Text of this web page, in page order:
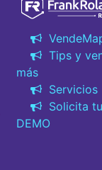
Tips y
más
Servicios
Solicita tu
DEMO